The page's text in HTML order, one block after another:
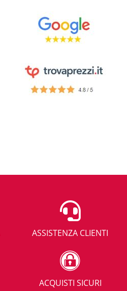
ASSISTENZA CLIENTI
ACQUISTI SICURI